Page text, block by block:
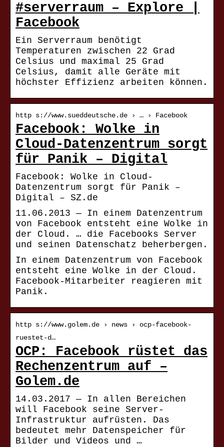
‪#‎serverraum‬ – Explore |
Facebook
Ein Serverraum benötigt
Temperaturen zwischen 22 Grad
Celsius und maximal 25 Grad
Celsius, damit alle Geräte mit
höchster Effizienz arbeiten können.
http s://www.sueddeutsche.de › … › Facebook
Facebook: Wolke in
Cloud-Datenzentrum sorgt
für Panik – Digital
Facebook: Wolke in Cloud-
Datenzentrum sorgt für Panik –
Digital – SZ.de
11.06.2013 — In einem Datenzentrum
von Facebook entsteht eine Wolke in
der Cloud. … die Facebooks Server
und seinen Datenschatz beherbergen.
In einem Datenzentrum von Facebook
entsteht eine Wolke in der Cloud.
Facebook-Mitarbeiter reagieren mit
Panik.
http s://www.golem.de › news › ocp-facebook-
ruestet-d…
OCP: Facebook rüstet das
Rechenzentrum auf –
Golem.de
14.03.2017 — In allen Bereichen
will Facebook seine Server-
Infrastruktur aufrüsten. Das
bedeutet mehr Datenspeicher für
Bilder und Videos und …